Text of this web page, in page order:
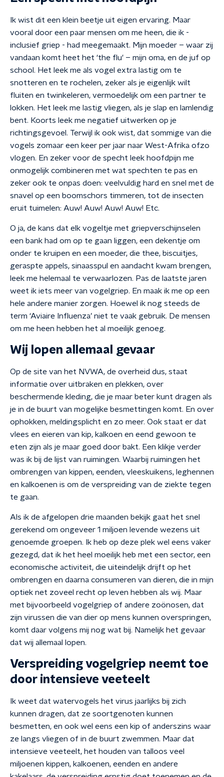
Ik wist dit een klein beetje uit eigen ervaring. Maar
vooral door een paar mensen om me heen, die ik -
inclusief griep - had meegemaakt. Mijn moeder – waar zij
vandaan komt heet het ‘the flu' – mijn oma, en de juf op
school. Het leek me als vogel extra lastig om te
snotteren en te rochelen, zeker als je eigenlijk wilt
fluiten en twinkeleren, vermoedelijk om een partner te
lokken. Het leek me lastig vliegen, als je slap en lamlendig
bent. Koorts leek me negatief uitwerken op je
richtingsgevoel. Terwijl ik ook wist, dat sommige van die
vogels zomaar een keer per jaar naar West-Afrika ofzo
vlogen. En zeker voor de specht leek hoofdpijn me
onmogelijk combineren met wat spechten te pas en
zeker ook te onpas doen: veelvuldig hard en snel met de
snavel op een boomschors timmeren, tot de insecten
eruit tuimelen: Auw! Auw! Auw! Auw! Etc.
O ja, de kans dat elk vogeltje met griepverschijnselen
een bank had om op te gaan liggen, een dekentje om
onder te kruipen en een moeder, die thee, biscuitjes,
geraspte appels, sinaasspul en aandacht kwam brengen,
leek me helemaal te verwaarlozen. Pas de laatste jaren
weet ik iets meer van vogelgriep. En maak ik me op een
hele andere manier zorgen. Hoewel ik nog steeds de
term ‘Aviaire Influenza’ niet te vaak gebruik. De mensen
om me heen hebben het al moeilijk genoeg.
Wij lopen allemaal gevaar
Op de site van het NVWA, de overheid dus, staat
informatie over uitbraken en plekken, over
beschermende kleding, die je maar beter kunt dragen als
je in de buurt van mogelijke besmettingen komt. En over
ophokken, meldingsplicht en zo meer. Ook staat er dat
vlees en eieren van kip, kalkoen en eend gewoon te
eten zijn als je maar goed door bakt. Een klikje verder
was ik bij de lijst van ruimingen. Waarbij ruimingen het
ombrengen van kippen, eenden, vleeskuikens, leghennen
en kalkoenen is om de verspreiding van de ziekte tegen
te gaan.
Als ik de afgelopen drie maanden bekijk gaat het snel
gerekend om ongeveer 1 miljoen levende wezens uit
genoemde groepen. Ik heb op deze plek wel eens vaker
gezegd, dat ik het heel moeilijk heb met een sector, een
economische activiteit, die uiteindelijk drijft op het
ombrengen en daarna consumeren van dieren, die in mijn
optiek net zoveel recht op leven hebben als wij. Maar
met bijvoorbeeld vogelgriep of andere zoönosen, dat
zijn virussen die van dier op mens kunnen overspringen,
komt daar volgens mij nog wat bij. Namelijk het gevaar
dat wij allemaal lopen.
Verspreiding vogelgriep neemt toe
door intensieve veeteelt
Ik weet dat watervogels het virus jaarlijks bij zich
kunnen dragen, dat ze soortgenoten kunnen
besmetten, en ook wel eens een kip of anderszins waar
ze langs vliegen of in de buurt zwemmen. Maar dat
intensieve veeteelt, het houden van talloos veel
miljoenen kippen, kalkoenen, eenden en andere